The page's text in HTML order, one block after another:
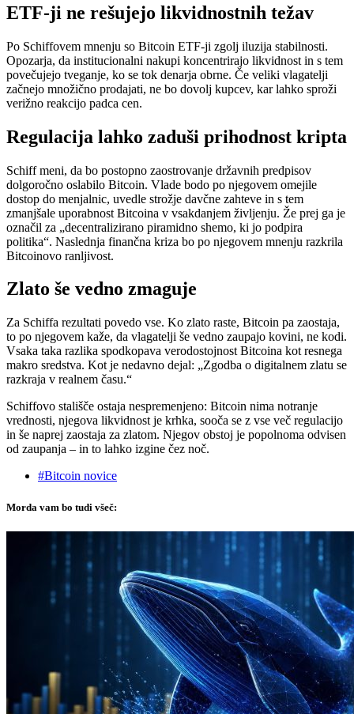
ETF-ji ne rešujejo likvidnostnih težav
Po Schiffovem mnenju so Bitcoin ETF-ji zgolj iluzija stabilnosti.
Opozarja, da institucionalni nakupi koncentrirajo likvidnost in s tem
povečujejo tveganje, ko se tok denarja obrne. Če veliki vlagatelji
začnejo množično prodajati, ne bo dovolj kupcev, kar lahko sproži
verižno reakcijo padca cen.
Regulacija lahko zaduši prihodnost kripta
Schiff meni, da bo postopno zaostrovanje državnih predpisov
dolgoročno oslabilo Bitcoin. Vlade bodo po njegovem omejile
dostop do menjalnic, uvedle strožje davčne zahteve in s tem
zmanjšale uporabnost Bitcoina v vsakdanjem življenju. Že prej ga je
označil za „decentralizirano piramidno shemo, ki jo podpira
politika“. Naslednja finančna kriza bo po njegovem mnenju razkrila
Bitcoinovo ranljivost.
Zlato še vedno zmaguje
Za Schiffa rezultati povedo vse. Ko zlato raste, Bitcoin pa zaostaja,
to po njegovem kaže, da vlagatelji še vedno zaupajo kovini, ne kodi.
Vsaka taka razlika spodkopava verodostojnost Bitcoina kot resnega
makro sredstva. Kot je nedavno dejal: „Zgodba o digitalnem zlatu se
razkraja v realnem času.“
Schiffovo stališče ostaja nespremenjeno: Bitcoin nima notranje
vrednosti, njegova likvidnost je krhka, sooča se z vse več regulacijo
in še naprej zaostaja za zlatom. Njegov obstoj je popolnoma odvisen
od zaupanja – in to lahko izgine čez noč.
#Bitcoin novice
Morda vam bo tudi všeč: